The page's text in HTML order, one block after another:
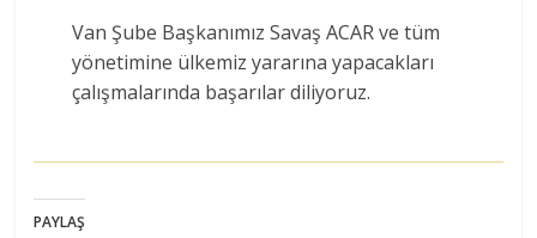
Van Şube Başkanımız Savaş ACAR ve tüm
yönetimine ülkemiz yararına yapacakları
çalışmalarında başarılar diliyoruz.
PAYLAŞ